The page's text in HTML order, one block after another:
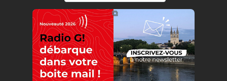
https://radio-g.fr?22484
⧉